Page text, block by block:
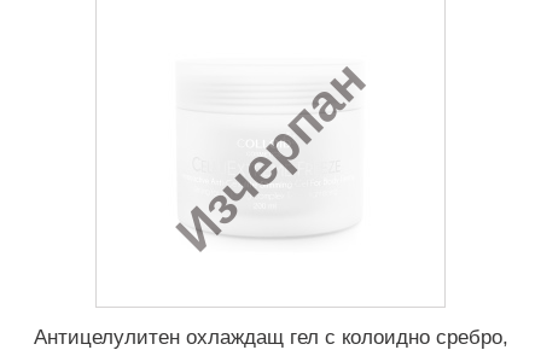
Изчерпан
Антицелулитен охлаждащ гел с колоидно сребро,